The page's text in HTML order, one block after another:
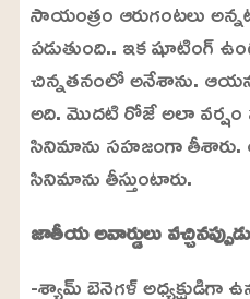
సాయంత్రం ఆరుగంటలు
పడుతుంది.. ఇక షూటింగ్
చిన్నతనంలో అనేశాను.
అది. మొదటి రోజే అలా వర్షం
సినిమాను సహజంగా
సినిమాను తీస్తుంటారు.
జాతీయ అవార్డులు
-శ్యామ్ బెనెగళ్